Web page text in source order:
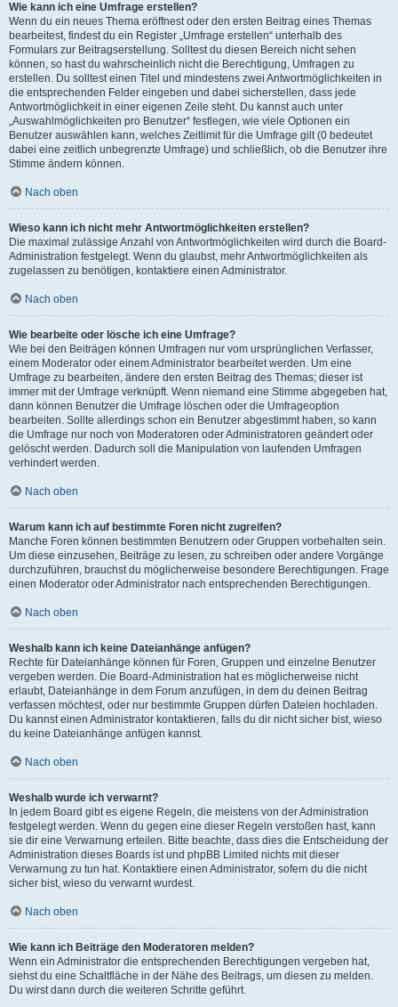
Wie kann ich eine Umfrage erstellen?
Wenn du ein neues Thema eröffnest oder den ersten Beitrag eines Themas
bearbeitest, findest du ein Register „Umfrage erstellen“ unterhalb des
Formulars zur Beitragserstellung. Solltest du diesen Bereich nicht sehen
können, so hast du wahrscheinlich nicht die Berechtigung, Umfragen zu
erstellen. Du solltest einen Titel und mindestens zwei Antwortmöglichkeiten in
die entsprechenden Felder eingeben und dabei sicherstellen, dass jede
Antwortmöglichkeit in einer eigenen Zeile steht. Du kannst auch unter
„Auswahlmöglichkeiten pro Benutzer“ festlegen, wie viele Optionen ein
Benutzer auswählen kann, welches Zeitlimit für die Umfrage gilt (0 bedeutet
dabei eine zeitlich unbegrenzte Umfrage) und schließlich, ob die Benutzer ihre
Stimme ändern können.
Nach oben
Wieso kann ich nicht mehr Antwortmöglichkeiten erstellen?
Die maximal zulässige Anzahl von Antwortmöglichkeiten wird durch die Board-
Administration festgelegt. Wenn du glaubst, mehr Antwortmöglichkeiten als
zugelassen zu benötigen, kontaktiere einen Administrator.
Nach oben
Wie bearbeite oder lösche ich eine Umfrage?
Wie bei den Beiträgen können Umfragen nur vom ursprünglichen Verfasser,
einem Moderator oder einem Administrator bearbeitet werden. Um eine
Umfrage zu bearbeiten, ändere den ersten Beitrag des Themas; dieser ist
immer mit der Umfrage verknüpft. Wenn niemand eine Stimme abgegeben hat,
dann können Benutzer die Umfrage löschen oder die Umfrageoption
bearbeiten. Sollte allerdings schon ein Benutzer abgestimmt haben, so kann
die Umfrage nur noch von Moderatoren oder Administratoren geändert oder
gelöscht werden. Dadurch soll die Manipulation von laufenden Umfragen
verhindert werden.
Nach oben
Warum kann ich auf bestimmte Foren nicht zugreifen?
Manche Foren können bestimmten Benutzern oder Gruppen vorbehalten sein.
Um diese einzusehen, Beiträge zu lesen, zu schreiben oder andere Vorgänge
durchzuführen, brauchst du möglicherweise besondere Berechtigungen. Frage
einen Moderator oder Administrator nach entsprechenden Berechtigungen.
Nach oben
Weshalb kann ich keine Dateianhänge anfügen?
Rechte für Dateianhänge können für Foren, Gruppen und einzelne Benutzer
vergeben werden. Die Board-Administration hat es möglicherweise nicht
erlaubt, Dateianhänge in dem Forum anzufügen, in dem du deinen Beitrag
verfassen möchtest, oder nur bestimmte Gruppen dürfen Dateien hochladen.
Du kannst einen Administrator kontaktieren, falls du dir nicht sicher bist, wieso
du keine Dateianhänge anfügen kannst.
Nach oben
Weshalb wurde ich verwarnt?
In jedem Board gibt es eigene Regeln, die meistens von der Administration
festgelegt werden. Wenn du gegen eine dieser Regeln verstoßen hast, kann
sie dir eine Verwarnung erteilen. Bitte beachte, dass dies die Entscheidung der
Administration dieses Boards ist und phpBB Limited nichts mit dieser
Verwarnung zu tun hat. Kontaktiere einen Administrator, sofern du die nicht
sicher bist, wieso du verwarnt wurdest.
Nach oben
Wie kann ich Beiträge den Moderatoren melden?
Wenn ein Administrator die entsprechenden Berechtigungen vergeben hat,
siehst du eine Schaltfläche in der Nähe des Beitrags, um diesen zu melden.
Du wirst dann durch die weiteren Schritte geführt.